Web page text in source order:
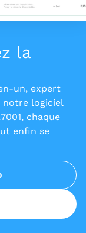
la
un, expert
notre logiciel
chaque
enfin se